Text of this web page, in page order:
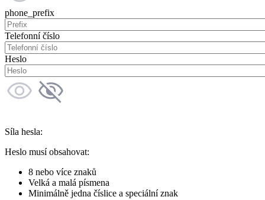
phone_prefix
Telefonní číslo
Heslo
Síla hesla:
Heslo musí obsahovat:
8 nebo více znaků
Velká a malá písmena
Minimálně jedna číslice a speciální znak